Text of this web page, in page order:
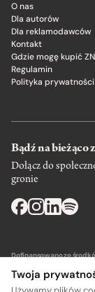
O nas
Dla autorów
Dla reklamodawców
Kontakt
Gdzie mogę kupić
Regulamin
Polityka prywatności
Bądź na bieżąco
Dołącz do
gronie
Dofinansowano ze
Twoja